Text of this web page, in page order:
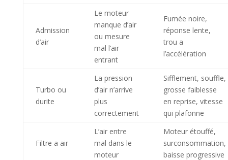
Admission
d’air
Le moteur
manque d’air
ou mesure
mal l’air
entrant
Fumée noire,
réponse lente,
trou a
l’accélération
Turbo ou
durite
La pression
d’air n’arrive
plus
correctement
Sifflement, souffle,
grosse faiblesse
en reprise, vitesse
qui plafonne
Filtre a air
L’air entre
mal dans le
moteur
Moteur étouffé,
surconsommation,
baisse progressive